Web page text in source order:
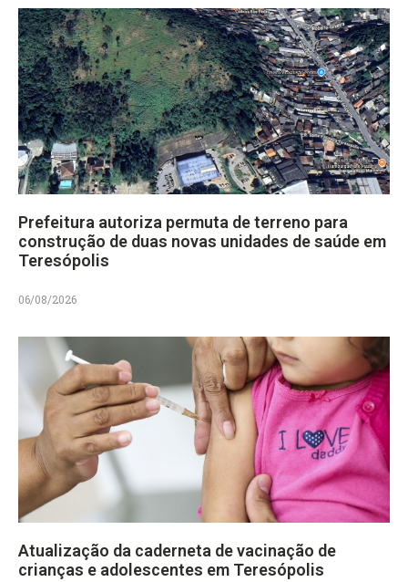
Prefeitura autoriza permuta de terreno para
construção de duas novas unidades de saúde em
Teresópolis
06/08/2026
Atualização da caderneta de vacinação de
crianças e adolescentes em Teresópolis